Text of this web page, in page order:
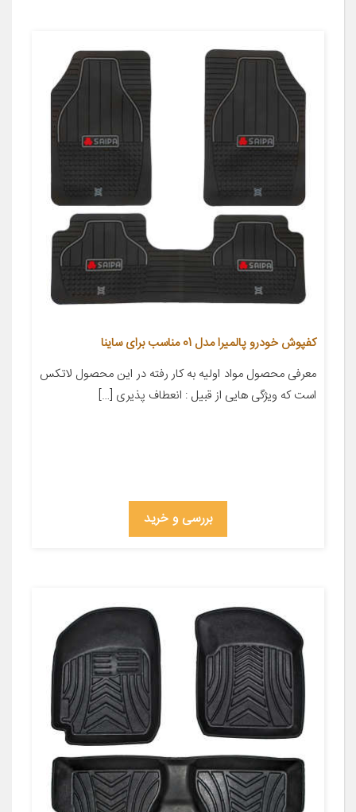
کفپوش خودرو پالمیرا مدل 01 مناسب برای ساینا
معرفی محصول مواد اولیه به کار رفته در این محصول لاتکس
است که ویژگی هایی از قبیل : انعطاف پذیری […]
بررسی و خرید